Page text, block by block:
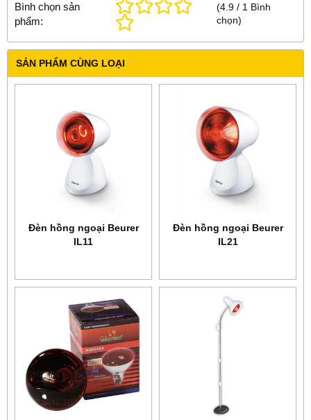
Bình chọn sản
phẩm:
(4.9 / 1 Bình
chọn)
SẢN PHẨM CÙNG LOẠI
Ðèn hồng ngoại Beurer
IL11
Ðèn hồng ngoại Beurer
IL21